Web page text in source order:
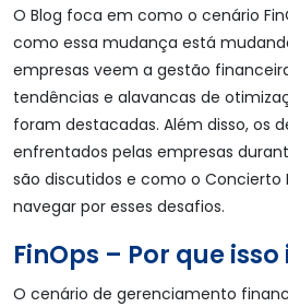
O Blog foca em como o cenário
como essa mudança está
empresas veem a gestão
tendências e alavancas de
foram destacadas. Além disso, os
enfrentados pelas empresas
são discutidos e como o Concierto
navegar por esses desafios.
FinOps – Por que
O cenário de gerenciamento